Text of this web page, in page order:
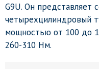
G9U. Он представляет
четырехцилиндровый
мощностью от 100 до
260-310 Нм.